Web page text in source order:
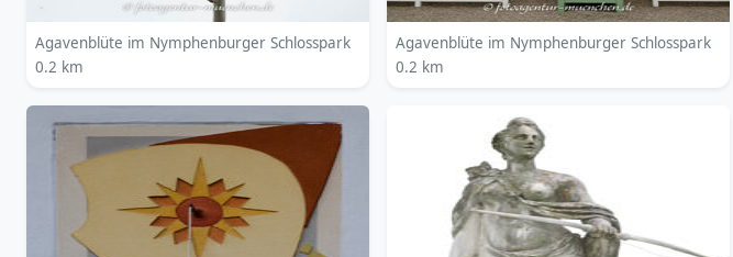
Agavenblüte im Nymphenburger Schlosspark
0.2 km
Agavenblüte im Nymphenburger Schlosspark
0.2 km